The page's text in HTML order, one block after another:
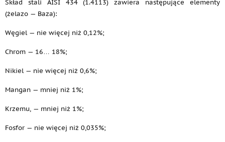
Skład stali AISI 434 (1.4113) zawiera następujące elementy
(żelazo — Baza):
Węgiel — nie więcej niż 0,12%;
Chrom — 16… 18%;
Nikiel — nie więcej niż 0,6%;
Mangan — mniej niż 1%;
Krzemu, — mniej niż 1%;
Fosfor — nie więcej niż 0,035%;